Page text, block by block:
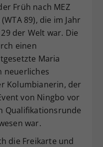
Früh nach MEZ
89), die im Jahr
der Welt war. Die
einen
Maria
neuerliches
Kolumbianerin, der
von Ningbo vor
Qualifikationsrunde
war.
die Freikarte und